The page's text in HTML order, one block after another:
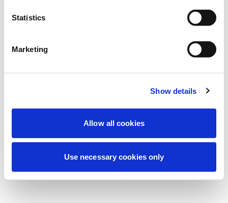
Statistics
Marketing
Show details
Allow all cookies
Use necessary cookies only